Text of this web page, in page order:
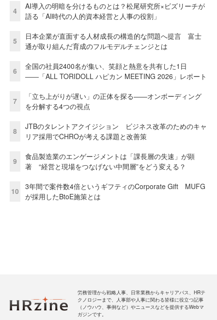
4
AI導入の明暗を分けるものとは？松尾研究所×ビズリーチが
語る「AI時代の人的資本経営と人事の役割」
5
日本企業が直面する人材成長の構造的な問題へ提言 富士
通が取り組んだ育成のフルモデルチェンジとは
6
全国の社員2400名が集い、笑顔と熱意を共有した1日
――「ALL TORIDOLL ハピカン MEETING 2026」レポート
7
「立ち上がりが遅い」の正体を探る——オンボーディング
を分解する4つの視点
8
JTBのタレントアクイジション ビジネス改革のためのキャ
リア採用でCHROが考える課題と改善策
9
食品製造業のエンゲージメントは「課長層の失速」が顕
著 “経営と現場をつなげない中間層”をどう変える？
10
3年間で案件数4倍というギフティのCorporate Gift MUFG
が採用したBtoE施策とは
労務管理から戦略人事、日常業務からキャリアパス、HRテ
クノロジーまで、人事部や人事に関わる皆様に役立つ記事
（ノウハウ、事例など）やニュースなどを提供するWebマ
ガジンです。